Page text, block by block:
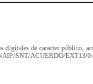
digitales de caracter público,
SNT/ACUERDO/EXT13/